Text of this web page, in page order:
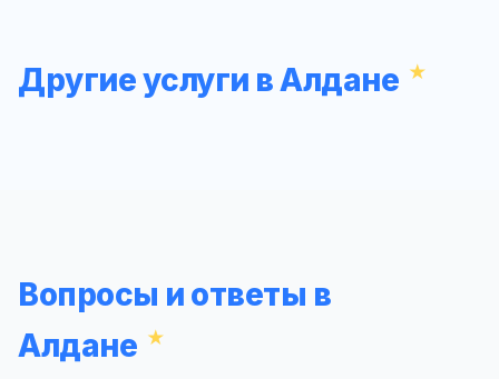
Другие услуги в Алдане
Вопросы и ответы в
Алдане